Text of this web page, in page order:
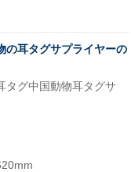
の耳タグサプライヤーの
タグ中国動物耳タグサ